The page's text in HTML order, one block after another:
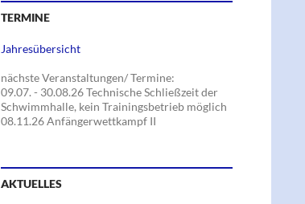
TERMINE
Jahresübersicht
nächste Veranstaltungen/ Termine:
09.07. - 30.08.26 Technische Schließzeit der
Schwimmhalle, kein Trainingsbetrieb möglich
08.11.26 Anfängerwettkampf II
AKTUELLES